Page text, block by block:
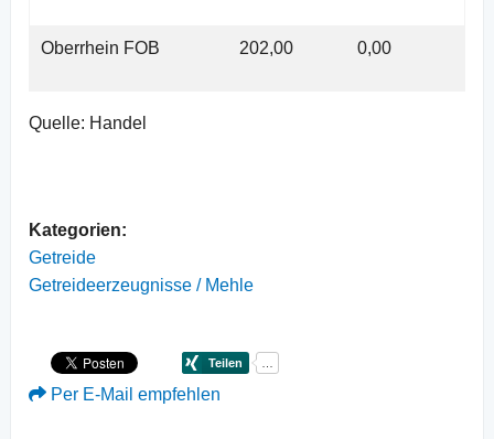
Oberrhein FOB 202,00 0,00
Quelle: Handel
Kategorien:
Getreide
Getreideerzeugnisse / Mehle
Per E-Mail empfehlen